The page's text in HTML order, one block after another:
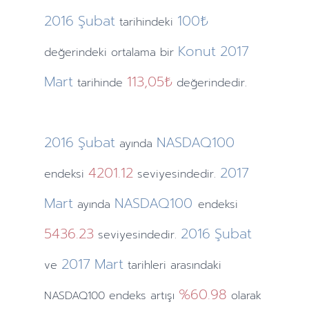
2016 Şubat tarihindeki 100₺
değerindeki ortalama bir Konut 2017
Mart tarihinde 113,05₺ değerindedir.
2016 Şubat ayında NASDAQ100
endeksi 4201.12seviyesindedir. 2017
Mart ayında NASDAQ100 endeksi
5436.23 seviyesindedir. 2016 Şubat
ve 2017 Mart tarihleri arasındaki
NASDAQ100 endeks artışı %60.98 olarak